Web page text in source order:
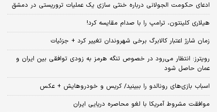
ادعای حکومت الجولانی درباره خنثی سازی یک عملیات تروریستی در دمشق
هیلاری کلینتون، ترامپ را با صدام مقایسه کرد!
زمان شارژ اعتبار کالابرگ برخی شهروندان تغییر کرد + جزئیات
رویترز: انتظار می‌رود در خصوص تنگه هرمز به زودی توافقی بین ایران و
عمان حاصل شود
اسباب‌ بازی‌های رونالدو را ببینید/ کریس و خودروهایش + عکس
موافقت مشروط آمریکا با لغو محاصره دریایی ایران